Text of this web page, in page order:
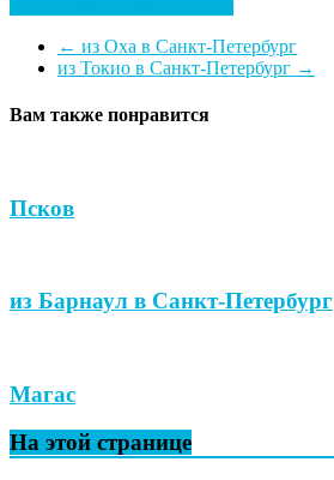
← из Оха в Санкт-Петербург
из Токио в Санкт-Петербург →
Вам также понравится
Псков
из Барнаул в Санкт-Петербург
Магас
На этой странице